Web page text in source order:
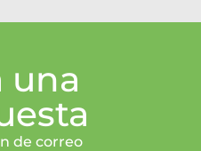
una
de correo